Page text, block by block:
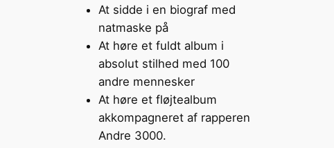
At sidde i en biograf med
natmaske på
At høre et fuldt album i
absolut stilhed med 100
andre mennesker
At høre et fløjtealbum
akkompagneret af rapperen
Andre 3000.